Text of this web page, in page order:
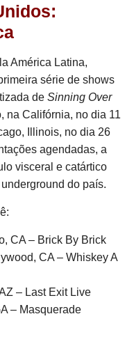
América Latina,
série de shows
de Sinning Over
na Califórnia, no dia 11
Illinois, no dia 26
agendadas, a
visceral e catártico
do país.
CA – Brick By Brick
CA – Whiskey A
– Last Exit Live
– Masquerade